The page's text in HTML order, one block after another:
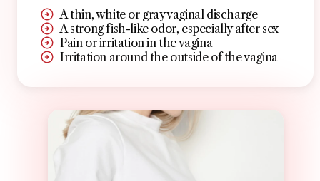
A thin, white or gray vaginal discharge
A strong fish-like odor, especially after sex
Pain or irritation in the vagina
Irritation around the outside of the vagina